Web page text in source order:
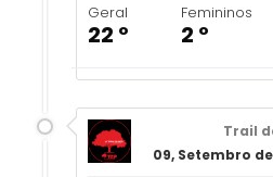
Geral
22 º
Femininos
2 º
Trail
09, Setembro de